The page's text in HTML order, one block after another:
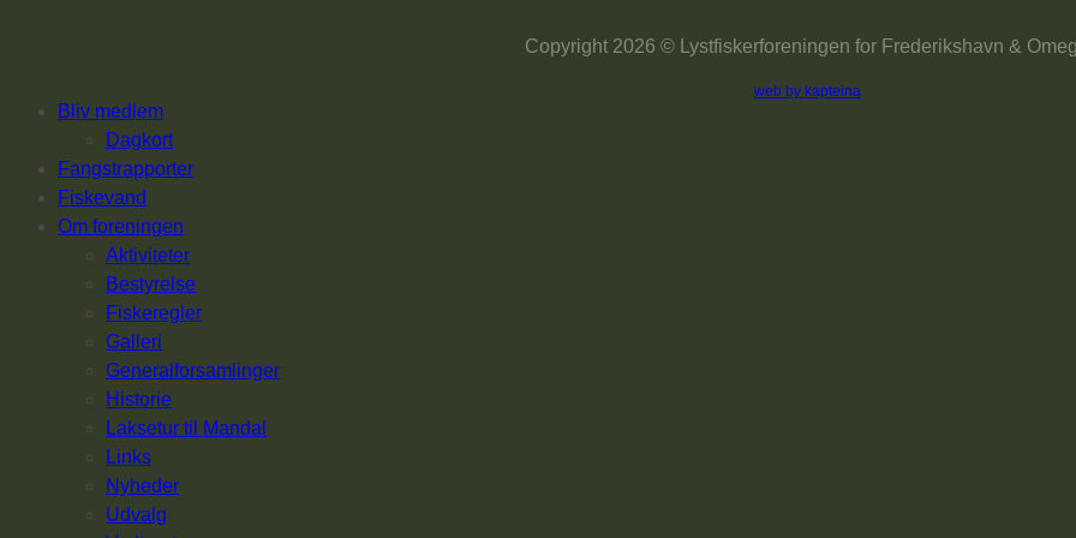
Copyright 2026 © Lystfiskerforeningen for Frederikshavn &
web by kapteina
Bliv medlem
Dagkort
Fangstrapporter
Fiskevand
Om foreningen
Aktiviteter
Bestyrelse
Fiskeregler
Galleri
Generalforsamlinger
Historie
Laksetur til Mandal
Links
Nyheder
Udvalg